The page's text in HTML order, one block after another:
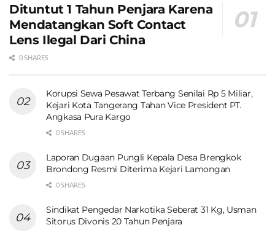
Dituntut 1 Tahun Penjara Karena
Mendatangkan Soft Contact
Lens Ilegal Dari China
0 SHARES
Korupsi Sewa Pesawat Terbang Senilai Rp 5 Miliar,
Kejari Kota Tangerang Tahan Vice President PT.
Angkasa Pura Kargo
0 SHARES
Laporan Dugaan Pungli Kepala Desa Brengkok
Brondong Resmi Diterima Kejari Lamongan
0 SHARES
Sindikat Pengedar Narkotika Seberat 31 Kg, Usman
Sitorus Divonis 20 Tahun Penjara